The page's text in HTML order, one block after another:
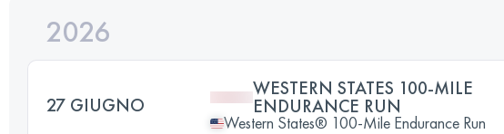
2026
27 GIUGNO
WESTERN STATES 100-MILE
ENDURANCE RUN
Western States® 100-Mile Endurance Run